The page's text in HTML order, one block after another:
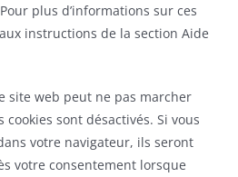
plus d’informations sur ces
instructions de la section Aide
site web peut ne pas marcher
sont désactivés. Si vous
votre navigateur, ils seront
votre consentement lorsque